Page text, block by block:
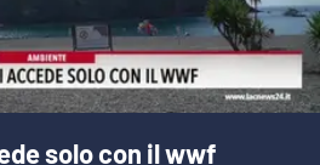
solo con il wwf